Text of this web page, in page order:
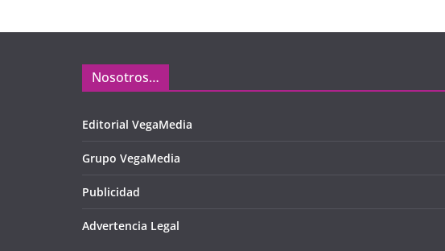
Nosotros…
Editorial VegaMedia
Grupo VegaMedia
Publicidad
Advertencia Legal